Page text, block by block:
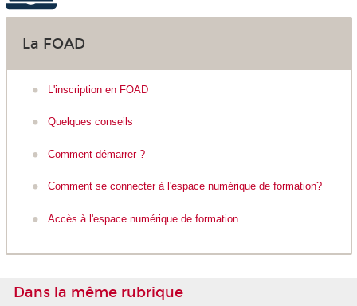
La FOAD
L'inscription en FOAD
Quelques conseils
Comment démarrer ?
Comment se connecter à l'espace numérique de formation?
Accès à l'espace numérique de formation
Dans la même rubrique